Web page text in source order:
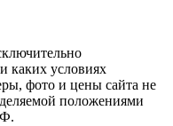
каких условиях
фото и цены сайта не
положениями